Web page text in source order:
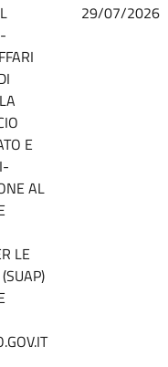
E
AL
LE
29/07/2026